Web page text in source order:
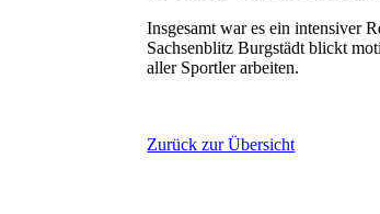
Insgesamt war es ein intensiver
Sachsenblitz Burgstädt blickt
aller Sportler arbeiten.
Zurück zur Übersicht